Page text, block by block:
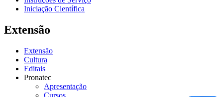
Iniciação Científica
Extensão
Extensão
Cultura
Editais
Pronatec
Apresentação
Cursos